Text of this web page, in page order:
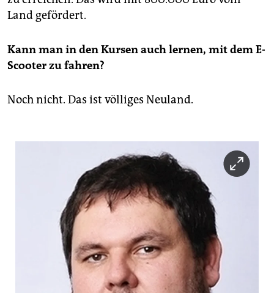
Land gefördert.
Kann man in den Kursen auch lernen, mit dem E-
Scooter zu fahren?
Noch nicht. Das ist völliges Neuland.